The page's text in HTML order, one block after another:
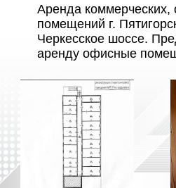
Аренда
помещений г.
Черкесское шоссе.
аренду офисные